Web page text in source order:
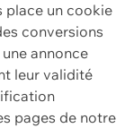
place un cookie
conversions
annonce
leur validité
pages de notre